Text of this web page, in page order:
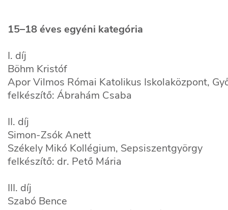
15–18 éves egyéni kategória
I. díj
Böhm Kristóf
Apor Vilmos Római Katolikus Iskolaközpont,
felkészítő: Ábrahám Csaba
II. díj
Simon-Zsók Anett
Székely Mikó Kollégium, Sepsiszentgyörgy
felkészítő: dr. Pető Mária
III. díj
Szabó Bence